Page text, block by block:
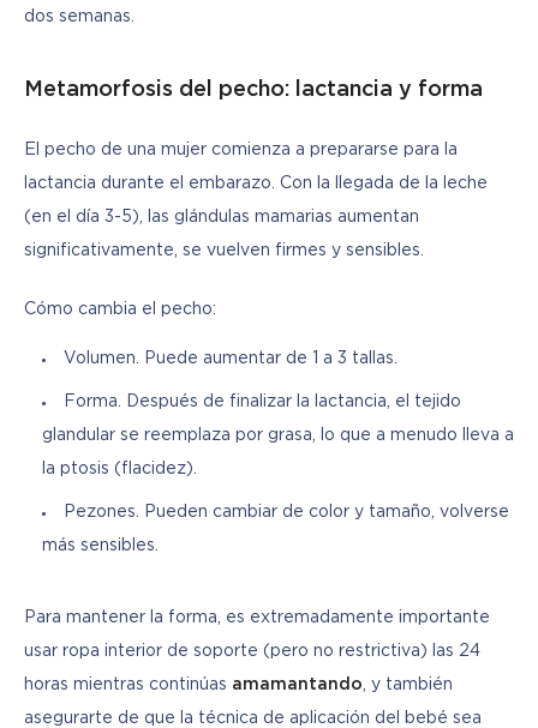
dos semanas.
Metamorfosis del pecho: lactancia y forma
El pecho de una mujer comienza a prepararse para la
lactancia durante el embarazo. Con la llegada de la leche
(en el día 3-5), las glándulas mamarias aumentan
significativamente, se vuelven firmes y sensibles.
Cómo cambia el pecho:
Volumen. Puede aumentar de 1 a 3 tallas.
Forma. Después de finalizar la lactancia, el tejido
glandular se reemplaza por grasa, lo que a menudo lleva a
la ptosis (flacidez).
Pezones. Pueden cambiar de color y tamaño, volverse
más sensibles.
Para mantener la forma, es extremadamente importante
usar ropa interior de soporte (pero no restrictiva) las 24
horas mientras continúas amamantando , y también
asegurarte de que la técnica de aplicación del bebé sea